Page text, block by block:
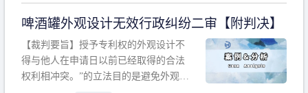
诉讼建议 第二部分：15省市是否侵权案
例的裁判要旨 目录 第一部分、刮码剪码
刮
啤酒罐外观设计无效行政纠纷二审【附判决】
【裁判要旨】授予专利权的外观设计不
得与他人在申请日以前已经取得的合法
权利相冲突。”的立法目的是避免外观设